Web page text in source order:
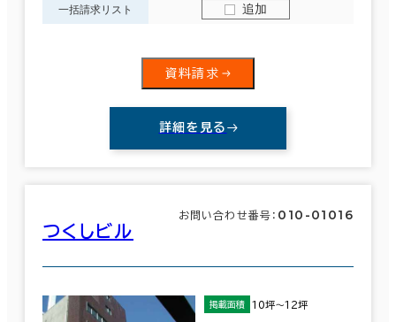
一括請求リスト 追加
資料請求
詳細を見る
つくしビル
お問い合わせ番号： 010-01016
掲載面積 10坪～12坪